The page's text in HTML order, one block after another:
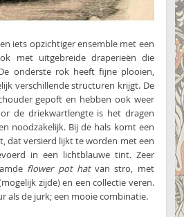
iets opzichtiger ensemble met een
met uitgebreide draperieën die
onderste rok heeft fijne plooien,
verschillende structuren krijgt. De
gepoft en hebben ook weer
de driekwartlengte is het dragen
noodzakelijk. Bij de hals komt een
dat versierd lijkt te worden met een
in een lichtblauwe tint. Zeer
flower pot hatvan stro, met
zijde) en een collectie veren.
als de jurk; een mooie combinatie.